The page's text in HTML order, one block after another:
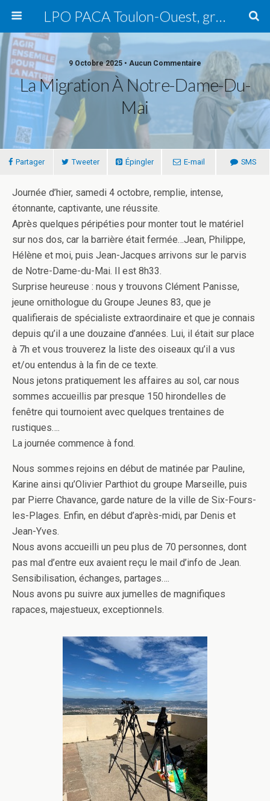
LPO PACA Toulon-Ouest, groupe local
9 Octobre 2025 • Aucun Commentaire
La Migration À Notre-Dame-Du-
Mai
Partager Tweeter Épingler E-mail SMS
Journée d’hier, samedi 4 octobre, remplie, intense,
étonnante, captivante, une réussite.
Après quelques péripéties pour monter tout le matériel
sur nos dos, car la barrière était fermée…Jean, Philippe,
Hélène et moi, puis Jean-Jacques arrivons sur le parvis
de Notre-Dame-du-Mai. Il est 8h33.
Surprise heureuse : nous y trouvons Clément Panisse,
jeune ornithologue du Groupe Jeunes 83, que je
qualifierais de spécialiste extraordinaire et que je connais
depuis qu’il a une douzaine d’années. Lui, il était sur place
à 7h et vous trouverez la liste des oiseaux qu’il a vus
et/ou entendus à la fin de ce texte.
Nous jetons pratiquement les affaires au sol, car nous
sommes accueillis par presque 150 hirondelles de
fenêtre qui tournoient avec quelques trentaines de
rustiques….
La journée commence à fond.
Nous sommes rejoins en début de matinée par Pauline,
Karine ainsi qu’Olivier Parthiot du groupe Marseille, puis
par Pierre Chavance, garde nature de la ville de Six-Fours-
les-Plages. Enfin, en début d’après-midi, par Denis et
Jean-Yves.
Nous avons accueilli un peu plus de 70 personnes, dont
pas mal d’entre eux avaient reçu le mail d’info de Jean.
Sensibilisation, échanges, partages….
Nous avons pu suivre aux jumelles de magnifiques
rapaces, majestueux, exceptionnels.